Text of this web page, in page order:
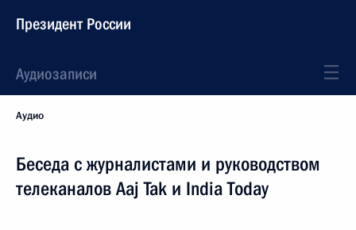
Президент России
Аудиозаписи
Аудио
Беседа с журналистами и руководством
телеканалов Aaj Tak и India Today